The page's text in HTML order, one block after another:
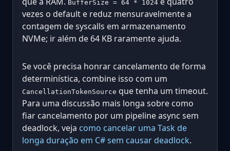
BufferSize = 64 * 1024
vezes o default e reduz mensuravelmente a
contagem de syscalls em armazenamento
NVMe; ir além de 64 KB raramente ajuda.
Se você precisa honrar cancelamento de forma
determinística, combine isso com um
CancellationTokenSource que tenha um timeout.
Para uma discussão mais longa sobre como
fiar cancelamento por um pipeline async sem
deadlock, veja como cancelar uma Task de
longa duração em C# sem causar deadlock.